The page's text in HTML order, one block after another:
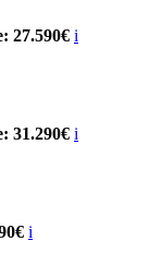
27.590€ i
31.290€ i
i